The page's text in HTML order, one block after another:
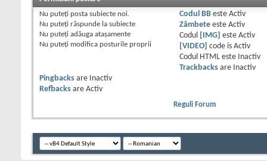
Nu puteţi posta subiecte noi.
Nu puteţi răspunde la subiecte
Nu puteţi adăuga ataşamente
Nu puteţi modifica posturile proprii
Codul BBeste Activ
Zâmbeteeste Activ
Codul
[IMG] este Activ
[VIDEO] code is Activ
Codul HTML este
Inactiv
Trackbacksare
Inactiv
Pingbacks are
Inactiv
Refbacks are Activ
Reguli Forum